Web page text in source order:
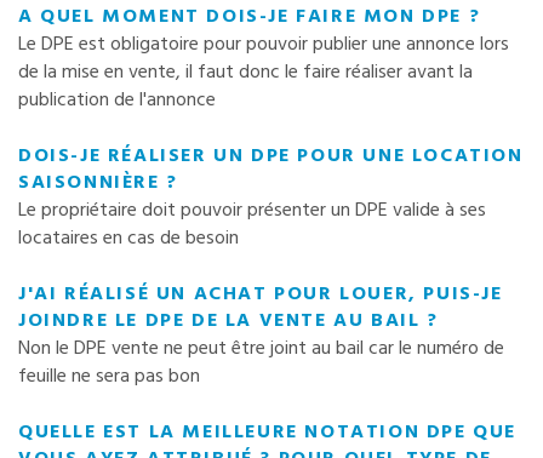
A QUEL MOMENT DOIS-JE FAIRE MON DPE ?
Le DPE est obligatoire pour pouvoir publier une annonce lors
de la mise en vente, il faut donc le faire réaliser avant la
publication de l'annonce
DOIS-JE RÉALISER UN DPE POUR UNE LOCATION
SAISONNIÈRE ?
Le propriétaire doit pouvoir présenter un DPE valide à ses
locataires en cas de besoin
J'AI RÉALISÉ UN ACHAT POUR LOUER, PUIS-JE
JOINDRE LE DPE DE LA VENTE AU BAIL ?
Non le DPE vente ne peut être joint au bail car le numéro de
feuille ne sera pas bon
QUELLE EST LA MEILLEURE NOTATION DPE QUE